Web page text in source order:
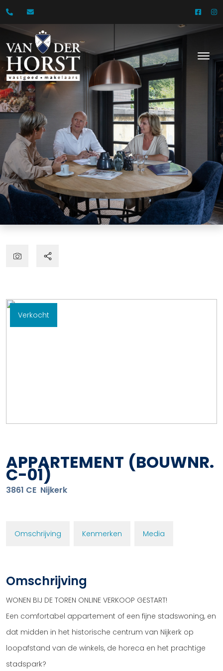
Verkocht
APPARTEMENT (BOUWNR.
C-01)
3861 CE Nijkerk
Omschrijving Kenmerken Media
Omschrijving
WONEN BIJ DE TOREN ONLINE VERKOOP GESTART!
Een comfortabel appartement of een fijne stadswoning, en
dat midden in het historische centrum van Nijkerk op
loopafstand van de winkels, de horeca en het prachtige
stadspark?